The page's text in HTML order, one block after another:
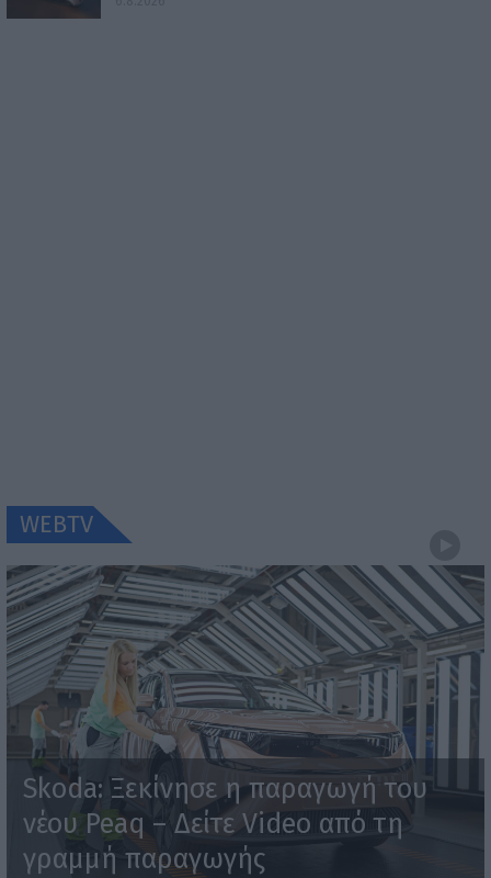
WEBTV
Skoda: Ξεκίνησε η παραγωγή του
νέου Peaq – Δείτε Video από τη
γραμμή παραγωγής